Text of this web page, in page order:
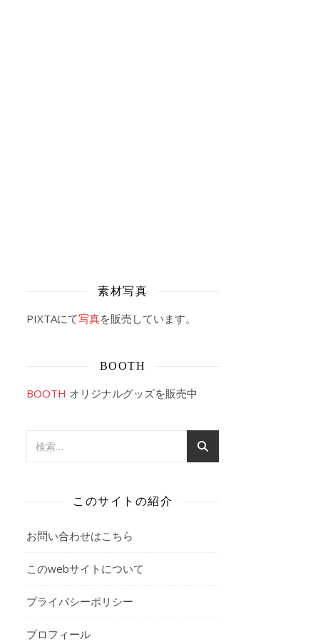
素材写真
PIXTAにて写真を販売しています。
BOOTH
BOOTH オリジナルグッズを販売中
このサイトの紹介
お問い合わせはこちら
このwebサイトについて
プライバシーポリシー
プロフィール